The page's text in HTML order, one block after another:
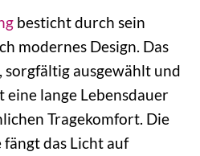
besticht durch sein
modernes Design. Das
ausgewählt und
lange Lebensdauer
Tragekomfort. Die
das Licht auf